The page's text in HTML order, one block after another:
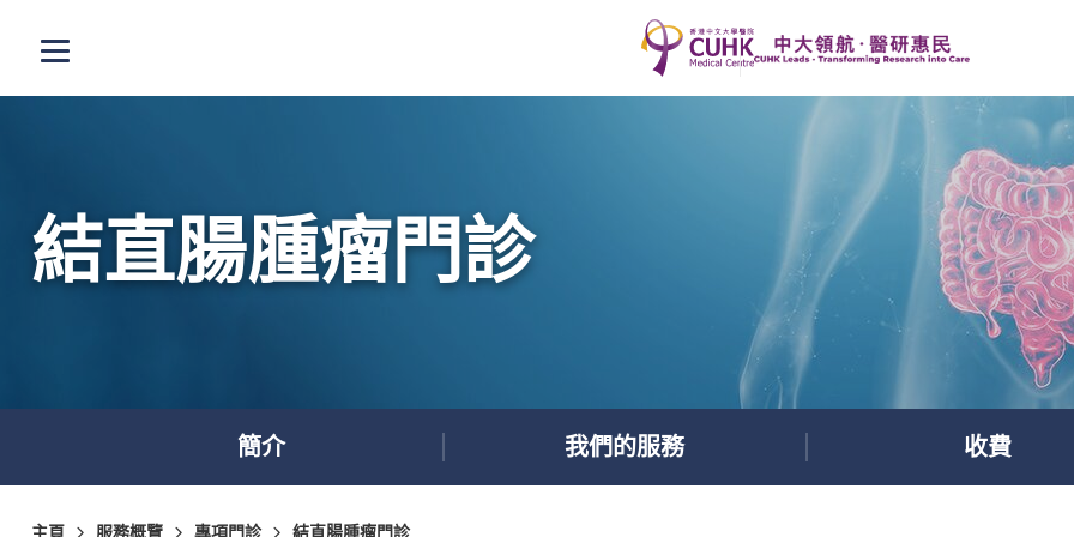
打開選單
結直腸腫瘤門診
簡介 我們的服務 收費
主頁 服務概覽 專項門診 結直腸腫瘤門診